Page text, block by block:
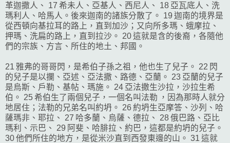
革迦撒人、 17 希未人、亞基人、西尼人、 18 亞瓦底人、洗
瑪利人、哈馬人。後來迦南的諸族分散了。 19 迦南的境界是
從西頓向基拉耳的路上，直到加沙；又向所多瑪、蛾摩拉、
押瑪、洗扁的路上，直到拉沙。 20 這就是含的後裔，各隨他
們的宗族、方言、所住的地土、邦國。
21 雅弗的哥哥閃，是希伯子孫之祖，他也生了兒子。 22 閃
的兒子是以攔、亞述、亞法撒、路德、亞蘭。 23 亞蘭的兒子
是烏斯、戶勒、基帖、瑪施。 24 亞法撒生沙拉，沙拉生希
伯。 25 希伯生了兩個兒子，一個名叫法勒 ，因為那時人就分
地居住；法勒的兄弟名叫約坍。 26 約坍生亞摩答、沙列、哈
薩瑪非、耶拉、 27 哈多蘭、烏薩、德拉、 28 俄巴路、亞比
瑪利、示巴、 29 阿斐、哈腓拉、約巴，這都是約坍的兒子。
30 他們所住的地方，是從米沙直到西發東邊的山。 31 這就